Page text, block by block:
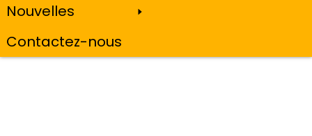
Nouvelles
Contactez-nous